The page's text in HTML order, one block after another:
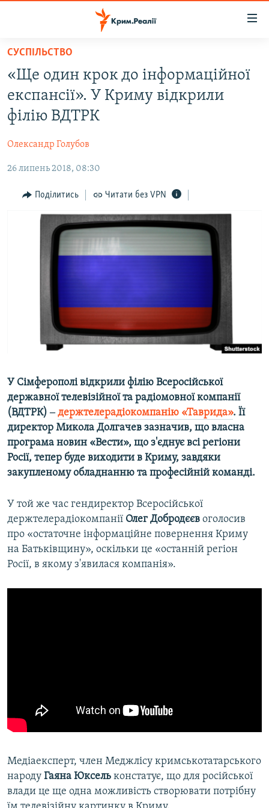
Перейти
основного
матеріалу
Перейти
до
основної
Перейти
пошуку
ВОДА.КРИМ
ВІДЕО ТА ФОТО
БЛОГИ
ПОГЛЯД
ІНТЕРВ'Ю
ВСЕ ЗА ДЕНЬ
СПЕЦПРОЕКТИ
ВІДЕОУРОКИ «ELIFBE»
СВІДЧЕННЯ ОКУПАЦІЇ
УКРАЇНСЬКА ПРОБЛЕМА КРИМУ
ІНФОГРАФІКА
ЯК ОБІЙТИ БЛОКУВАННЯ
Qırımtatar
ДОЛУЧАЙСЯ!
Усі сайти RFE/RL
СУСПІЛЬСТВО
«Ще один крок до інформаційної
експансії». У Криму відкрили
філію ВДТРК
Олександр Голубов
26 липень 2018, 08:30
Поділитись Читати без VPN
У Сімферополі відкрили філію Всеросійської
державної телевізійної та радіомовної компанії
(ВДТРК) ‒держтелерадіокомпанію «Таврида». Її
директор Микола Долгачев зазначив, що власна
програма новин «Вести», що з'єднує всі регіони
Росії, тепер буде виходити в Криму, завдяки
закупленому обладнанню та професійній команді.
У той же час гендиректор Всеросійської
держтелерадіокомпанії Олег Добродєєв оголосив
про «остаточне інформаційне повернення Криму
на Батьківщину», оскільки це «останній регіон
Росії, в якому з'явилася компанія».
Медіаексперт, член Меджлісу кримськотатарського
народу Гаяна Юксель констатує, що для російської
влади це ще одна можливість створювати потрібну